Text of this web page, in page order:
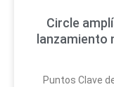
Circle
lanzamiento
Puntos Clave